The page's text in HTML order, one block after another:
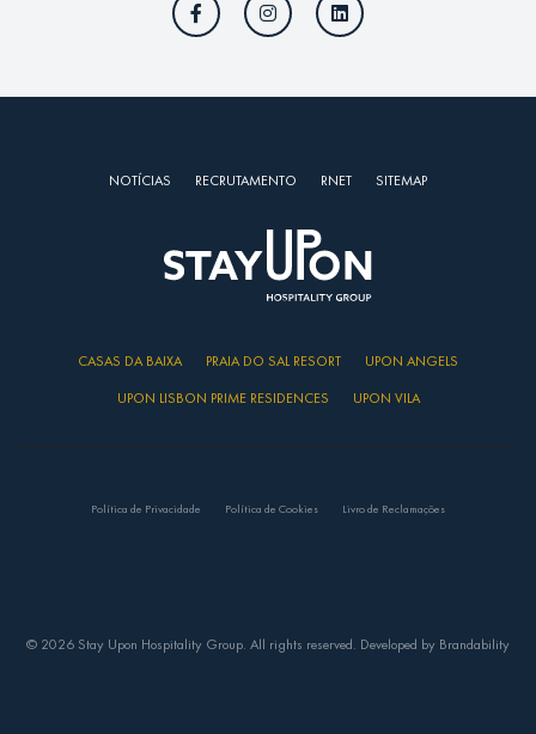
NOTÍCIAS RECRUTAMENTO RNET SITEMAP
CASAS DA BAIXA PRAIA DO SAL RESORT
UPON ANGELS
UPON LISBON PRIME RESIDENCES
UPON VILA
Política de Privacidade Política de Cookies Livro de Reclamações
© 2026 Stay Upon Hospitality Group. All rights reserved. Developed by Brandability